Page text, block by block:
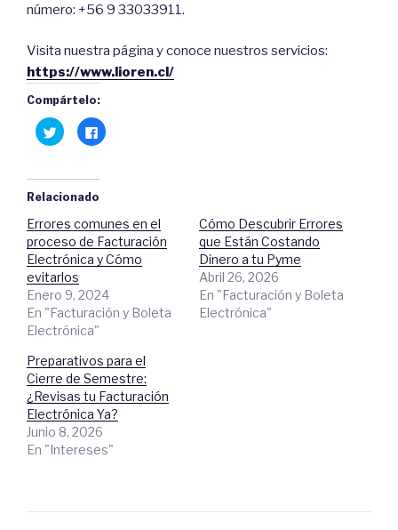
número: +56 9 33033911.
Visita nuestra página y conoce nuestros servicios:
https://www.lioren.cl/
Compártelo:
H
a
i
c
p
r
a
c
o
m
p
a
r
t
i
r
T
w
i
t
t
e
r
(
S
e
e
C
l
a
r
a
c
o
p
a
r
t
n
F
a
c
e
b
o
o
k
b
Relacionado
Errores comunes en el
proceso de Facturación
Electrónica y Cómo
evitarlos
Enero 9, 2024
En "Facturación y Boleta
Electrónica"
Cómo Descubrir Errores
que Están Costando
Dinero a tu Pyme
Abril 26, 2026
En "Facturación y Boleta
Electrónica"
Preparativos para el
Cierre de Semestre:
¿Revisas tu Facturación
Electrónica Ya?
Junio 8, 2026
En "Intereses"